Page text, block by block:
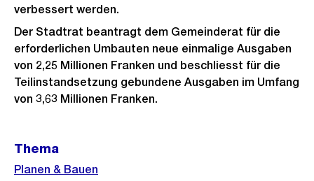
verbessert werden.
Der Stadtrat beantragt dem Gemeinderat für die
erforderlichen Umbauten neue einmalige Ausgaben
von 2,25 Millionen Franken und beschliesst für die
Teilinstandsetzung gebundene Ausgaben im Umfang
von 3,63 Millionen Franken.
Weitere
Informationen
Thema
Planen & Bauen